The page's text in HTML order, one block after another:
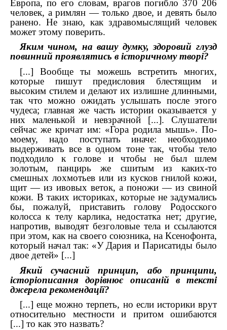
Европа, по его словам, врагов погибло 370 206
человек, а римлян — только двое, и девять было
ранено. Не знаю, как здравомыслящий человек
может этому поверить.
Яким чином, на вашу думку, здоровий глузд
повинний проявлятись в історичному творі?
[...]
Вообще ты можешь встретить многих,
которые пишут предисловия блестящим и
высоким стилем и делают их излишне длинными,
так что можно ожидать услышать после этого
чудеса; главная же часть истории оказывается у
них маленькой и невзрачной
[...]. Слушатели
сейчас же кричат им: «Гора родила мышь». По-
моему, надо поступать иначе: необходимо
выдерживать все в одном тоне так, чтобы тело
подходило к голове и чтобы не был шлем
золотым, панцирь же сшитым из каких-то
смешных лохмотьев или из кусков гнилой кожи,
щит — из ивовых веток, а поножи — из свиной
кожи. В таких историках, которые не задумались
бы, пожалуй, приставить голову Родосского
колосса к телу карлика, недостатка нет; другие,
напротив, выводят безголовые тела и ссылаются
при этом, как на своего союзника, на Ксенофонта,
который начал так: «У Дария и Парисатиды было
двое детей» [...]
Який сучасний принцип, або принципи,
історіописання дорівнює описаній в тексті
джерела рекомендації?
[...] еще можно терпеть, но если историки врут
относительно местности и притом ошибаются
[...] то как это назвать?